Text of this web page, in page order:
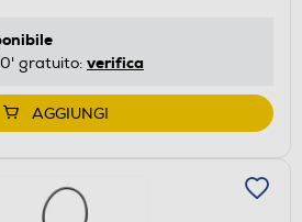
gratuito: verifica
AGGIUNGI